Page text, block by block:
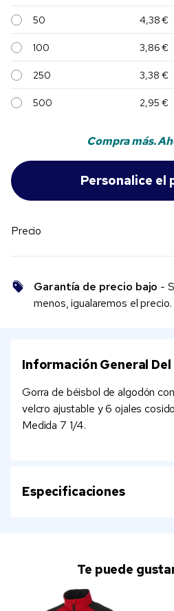
50 4,38 €
100 3,86 €
250 3,38 €
500 2,95 €
Compra más.
Precio
Garantía de precio bajo -
menos, igualaremos el precio.
Información General
Gorra de béisbol de algodón
velcro ajustable y 6 ojales
Medida 7 1/4.
Especificaciones
Te puede